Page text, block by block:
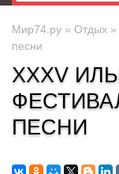
Мир74.ру » Отдых
песни
XXXV
ПЕСНИ